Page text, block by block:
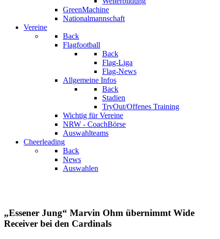
GreenMachine
Nationalmannschaft
Vereine
Back
Flagfootball
Back
Flag-Liga
Flag-News
Allgemeine Infos
Back
Stadien
TryOut/Offenes Training
Wichtig für Vereine
NRW - CoachBörse
Auswahlteams
Cheerleading
Back
News
Auswahlen
„Essener Jung“ Marvin Ohm übernimmt Wide
Receiver bei den Cardinals